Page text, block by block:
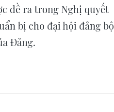
đề ra trong Nghị quyết
bị cho đại hội đảng bộ
Đảng.